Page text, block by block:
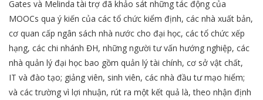
Gates và Melinda tài trợ đã khảo sát những tác động của
MOOCs qua ý kiến của các tổ chức kiểm định, các nhà xuất bản,
cơ quan cấp ngân sách nhà nước cho đại học, các tổ chức xếp
hạng, các chi nhánh ĐH, những người tư vấn hướng nghiệp, các
nhà quản lý đại học bao gồm quản lý tài chính, cơ sở vật chất,
IT và đào tạo; giảng viên, sinh viên, các nhà đầu tư mạo hiểm;
và các trường vì lợi nhuận, rút ra một kết quả là, theo nhận định